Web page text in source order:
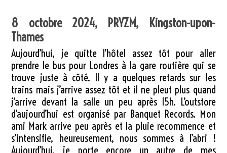
8 octobre 2024, PRYZM, Kingston-upon-
Thames
Aujourd’hui, je quitte l’hôtel assez tôt pour aller
prendre le bus pour Londres à la gare routière qui se
trouve juste à côté. Il y a quelques retards sur les
trains mais j’arrive assez tôt et il ne pleut plus quand
j’arrive devant la salle un peu après 15h. L’outstore
d’aujourd’hui est organisé par Banquet Records. Mon
ami Mark arrive peu après et la pluie recommence et
s’intensifie, heureusement, nous sommes à l’abri !
Aujourd’hui, je porte encore un autre de mes